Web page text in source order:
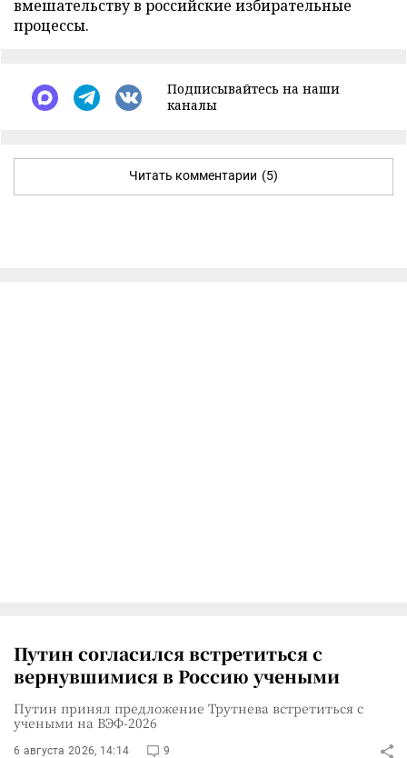
вмешательству в российские избирательные
процессы.
Подписывайтесь на наши
каналы
Читать комментарии (5)
Путин согласился встретиться с
вернувшимися в Россию учеными
Путин принял предложение Трутнева встретиться с
учеными на ВЭФ-2026
6 августа 2026, 14:14 9